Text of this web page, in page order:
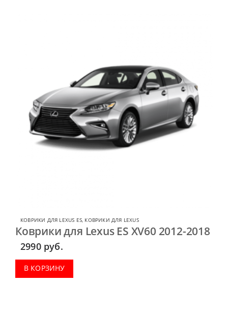
КОВРИКИ ДЛЯ LEXUS ES КОВРИКИ ДЛЯ LEXUS
Коврики для Lexus ES XV60 2012-2018
2990 руб.
В КОРЗИНУ